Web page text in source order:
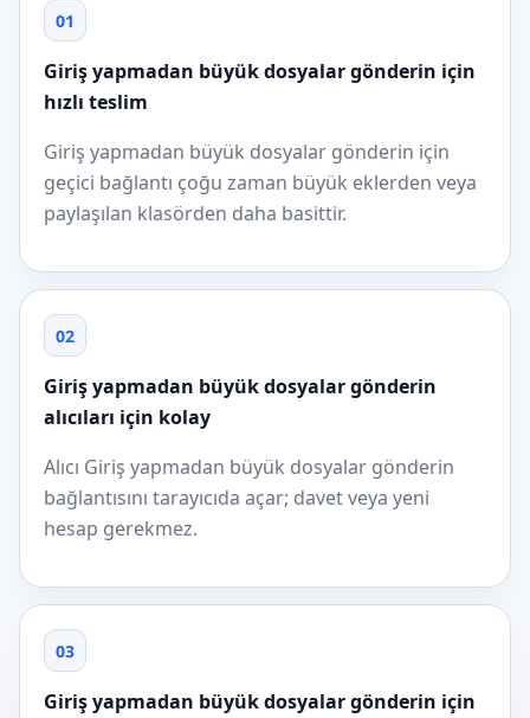
01
Giriş yapmadan büyük dosyalar gönderin için
hızlı teslim
Giriş yapmadan büyük dosyalar gönderin için
geçici bağlantı çoğu zaman büyük eklerden veya
paylaşılan klasörden daha basittir.
02
Giriş yapmadan büyük dosyalar gönderin
alıcıları için kolay
Alıcı Giriş yapmadan büyük dosyalar gönderin
bağlantısını tarayıcıda açar; davet veya yeni
hesap gerekmez.
03
Giriş yapmadan büyük dosyalar gönderin için